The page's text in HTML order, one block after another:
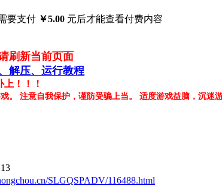
要支付 ￥5.00 元后才能查看付费内容
刷新当前页面
解压、运行教程
！！！
。 注意自我保护，谨防受骗上当。 适度游戏益脑，沉迷
SLGQSPADV/116488.html